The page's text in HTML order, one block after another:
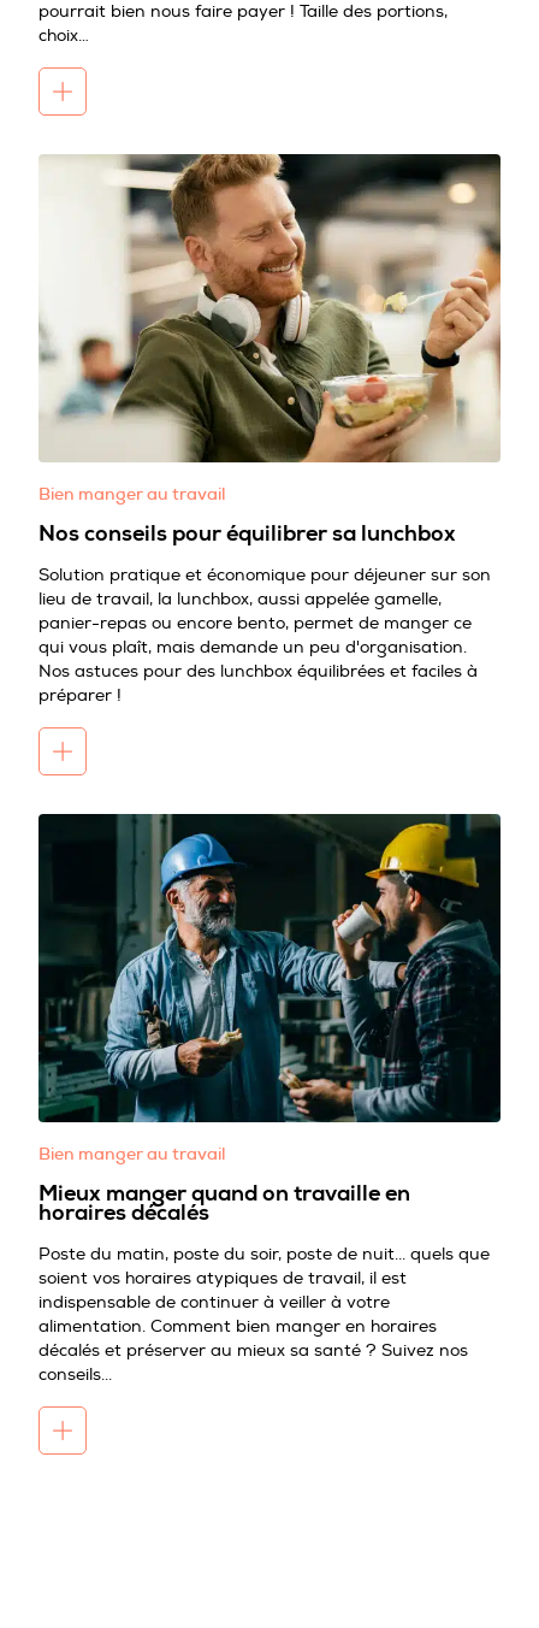
pourrait bien nous faire payer ! Taille des portions,
choix…
Bien manger au travail
Nos conseils pour équilibrer sa lunchbox
Solution pratique et économique pour déjeuner sur son
lieu de travail, la lunchbox, aussi appelée gamelle,
panier-repas ou encore bento, permet de manger ce
qui vous plaît, mais demande un peu d'organisation.
Nos astuces pour des lunchbox équilibrées et faciles à
préparer !
Bien manger au travail
Mieux manger quand on travaille en
horaires décalés
Poste du matin, poste du soir, poste de nuit... quels que
soient vos horaires atypiques de travail, il est
indispensable de continuer à veiller à votre
alimentation. Comment bien manger en horaires
décalés et préserver au mieux sa santé ? Suivez nos
conseils...